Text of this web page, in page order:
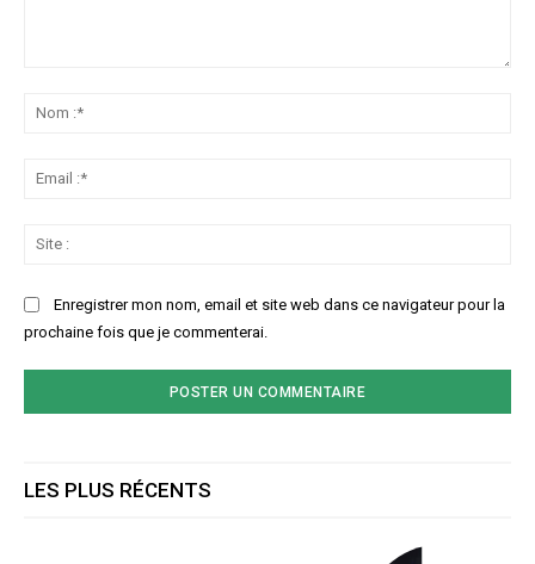
Enregistrer mon nom, email et site web dans ce navigateur pour la
prochaine fois que je commenterai.
LES PLUS RÉCENTS